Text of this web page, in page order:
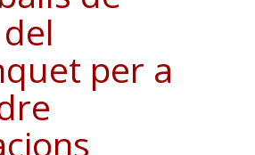
per a